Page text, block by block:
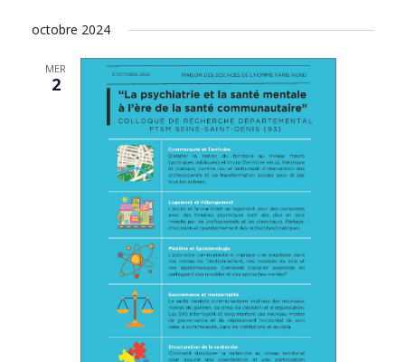
octobre 2024
MER
2